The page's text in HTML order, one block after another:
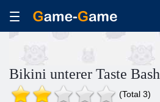
Bikini unterer Taste Bash
(Total 3)